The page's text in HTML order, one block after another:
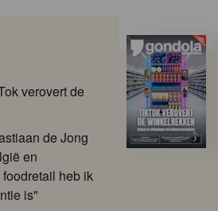
verovert de
de Jong
en
heb ik
is"